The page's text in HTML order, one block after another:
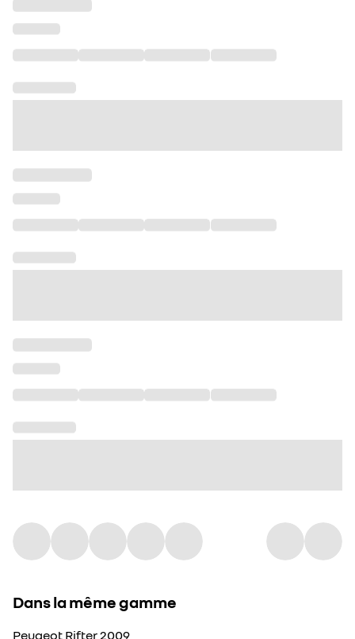
Dans la même gamme
Peugeot Rifter 2009